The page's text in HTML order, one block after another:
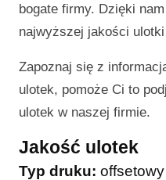
bogate firmy. Dzięki
najwyższej jakości
Zapoznaj się z
ulotek, pomoże Ci to
ulotek w naszej firmie.
Jakość ulotek
Typ druku: